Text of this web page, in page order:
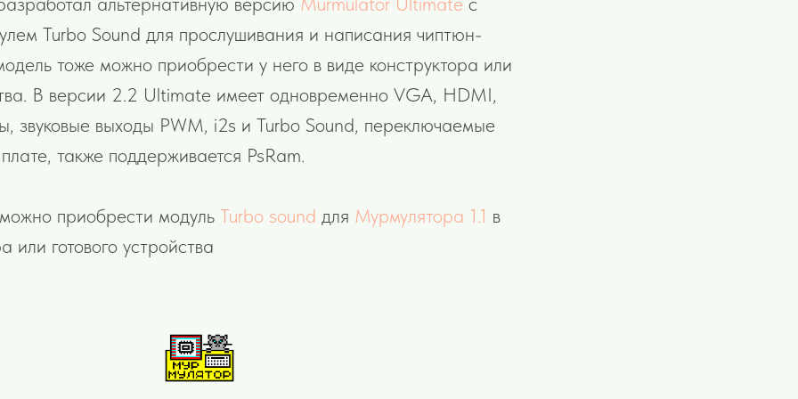
Turbo Sound для прослушивания и написания чиптюн-
тоже можно приобрести у него в виде конструктора или
В версии 2.2 Ultimate имеет одновременно VGA, HDMI,
звуковые выходы PWM, i2s и Turbo Sound, переключаемые
также поддерживается PsRam.
приобрести модуль Turbo sound для Мурмулятора 1.1 в
или готового устройства